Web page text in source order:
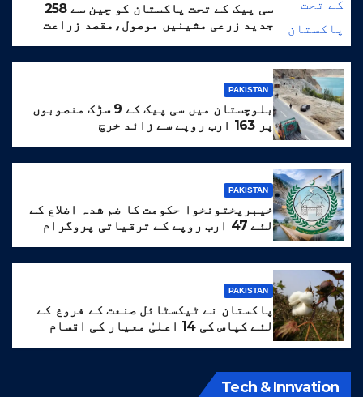
سی پیک کے تحت پاکستان کو چین سے 258
جدید زرعی مشینیں موصول،مقصد زراعت
PAKISTAN
بلوچستان میں سی پیک کے 9 سڑک منصوبوں
پر 163 ارب روپے سے زائد خرچ
PAKISTAN
خیبرپختونخوا حکومت کا ضم شدہ اضلاع کے
لئے 47 ارب روپے کے ترقیاتی پروگرام
PAKISTAN
پاکستان نے ٹیکسٹائل صنعت کے فروغ کے
لئے کپاس کی 14 اعلیٰ معیار کی اقسام
Tech & Innvation